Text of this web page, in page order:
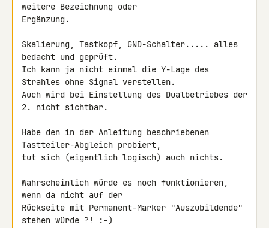
weitere Bezeichnung oder
Ergänzung.
Skalierung, Tastkopf, GND-Schalter..... alles
bedacht und geprüft.
Ich kann ja nicht einmal die Y-Lage des
Strahles ohne Signal verstellen.
Auch wird bei Einstellung des Dualbetriebes der
2. nicht sichtbar.
Habe den in der Anleitung beschriebenen
Tastteiler-Abgleich probiert,
tut sich (eigentlich logisch) auch nichts.
Wahrscheinlich würde es noch funktionieren,
wenn da nicht auf der
Rückseite mit Permanent-Marker "Auszubildende"
stehen würde ?! :-)